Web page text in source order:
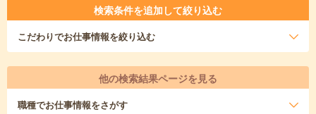
検索条件を追加して絞り込む
こだわりでお仕事情報を絞り込む
他の検索結果ページを見る
職種でお仕事情報をさがす